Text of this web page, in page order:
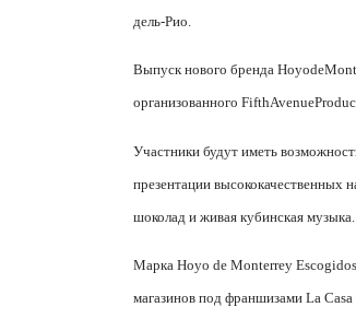
дель-Рио.
Выпуск нового бренда Hoyode
организованного FifthAvenue
Участники будут иметь
презентации высококачественных
шоколад и живая кубинская музыка.
Марка Hoyo de Monterrey
магазинов под франшизами La